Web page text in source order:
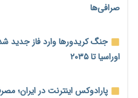
صرافی‌ها
اوراسیا تا ۲۰۳۵
پارادوکس اینترنت در ایران؛